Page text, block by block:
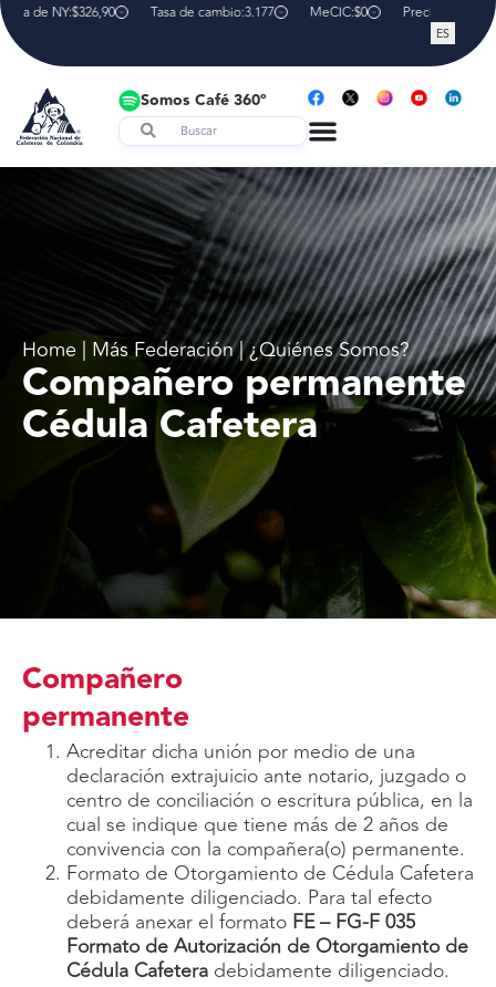
de NY:$326,90 Tasa de cambio:3.177 MeCIC:$0 Precio interno
ES
Somos Café 360º
Home | Más Federación | ¿Quiénes Somos?
Compañero permanente
Cédula Cafetera
Compañero
permanente
Acreditar dicha unión por medio de una
declaración extrajuicio ante notario, juzgado o
centro de conciliación o escritura pública, en la
cual se indique que tiene más de 2 años de
convivencia con la compañera(o) permanente.
Formato de Otorgamiento de Cédula Cafetera
debidamente diligenciado. Para tal efecto
deberá anexar el formato FE – FG-F 035
Formato de Autorización de Otorgamiento de
Cédula Cafetera debidamente diligenciado.